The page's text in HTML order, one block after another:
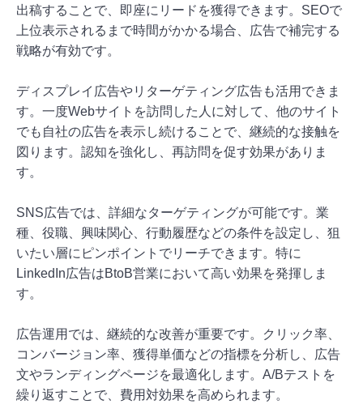
出稿することで、即座にリードを獲得できます。SEOで
上位表示されるまで時間がかかる場合、広告で補完する
戦略が有効です。
ディスプレイ広告やリターゲティング広告も活用できま
す。一度Webサイトを訪問した人に対して、他のサイト
でも自社の広告を表示し続けることで、継続的な接触を
図ります。認知を強化し、再訪問を促す効果がありま
す。
SNS広告では、詳細なターゲティングが可能です。業
種、役職、興味関心、行動履歴などの条件を設定し、狙
いたい層にピンポイントでリーチできます。特に
LinkedIn広告はBtoB営業において高い効果を発揮しま
す。
広告運用では、継続的な改善が重要です。クリック率、
コンバージョン率、獲得単価などの指標を分析し、広告
文やランディングページを最適化します。A/Bテストを
繰り返すことで、費用対効果を高められます。